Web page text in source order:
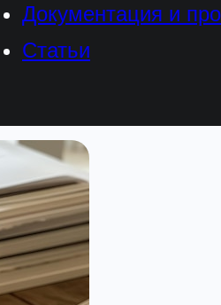
Документация и
Статьи